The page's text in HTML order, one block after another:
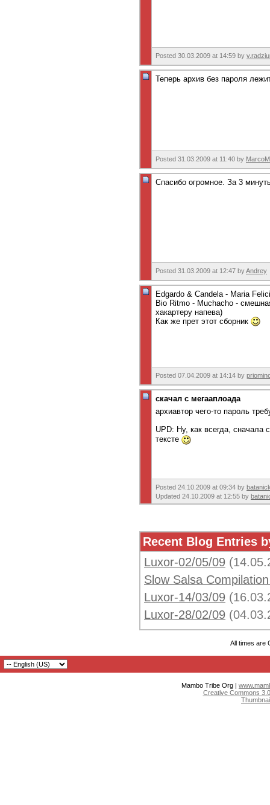
Posted 30.03.2009 at 14:59 by
Теперь архив без пароля
Posted 31.03.2009 at 11:40 by
Спасибо огромное. За 3
Posted 31.03.2009 at 12:47 byAndrey
Edgardo & Candela - Maria
Bio Ritmo - Muchacho -
хакартеру напева)
Как же прет этот сборник
Posted 07.04.2009 at 14:14 by
скачал с мегааплоада
архиавтор чего-то пароль
UPD: Ну, как всегда, сначала
тексте
Posted 24.10.2009 at 09:34 by
Updated 24.10.2009 at 12:55 by
Recent Blog Entries
Luxor-02/05/09
Slow Salsa
Luxor-14/03/09
Luxor-28/02/09
All times are
Mambo Tribe Org |
Creative Commons